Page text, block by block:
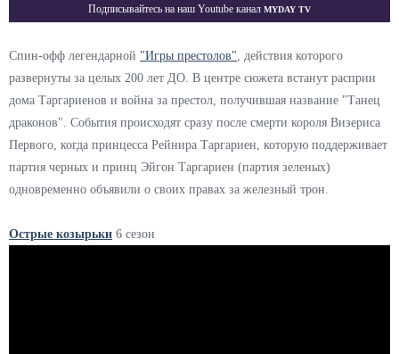
Подписывайтесь на наш Youtube канал Myday TV
Спин-офф легендарной "Игры престолов" , действия которого
развернуты за целых 200 лет ДО. В центре сюжета встанут расприи
дома Таргариенов и война за престол, получившая название "Танец
драконов". События происходят сразу после смерти короля Визериса
Первого, когда принцесса Рейнира Таргариен, которую поддерживает
партия черных и принц Эйгон Таргариен (партия зеленых)
одновременно объявили о своих правах за железный трон.
Острые козырьки 6 сезон